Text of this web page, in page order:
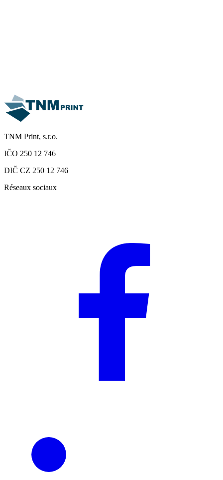
Lire la suite
TNM Print, s.r.o.
IČO 250 12 746
DIČ CZ 250 12 746
Réseaux sociaux